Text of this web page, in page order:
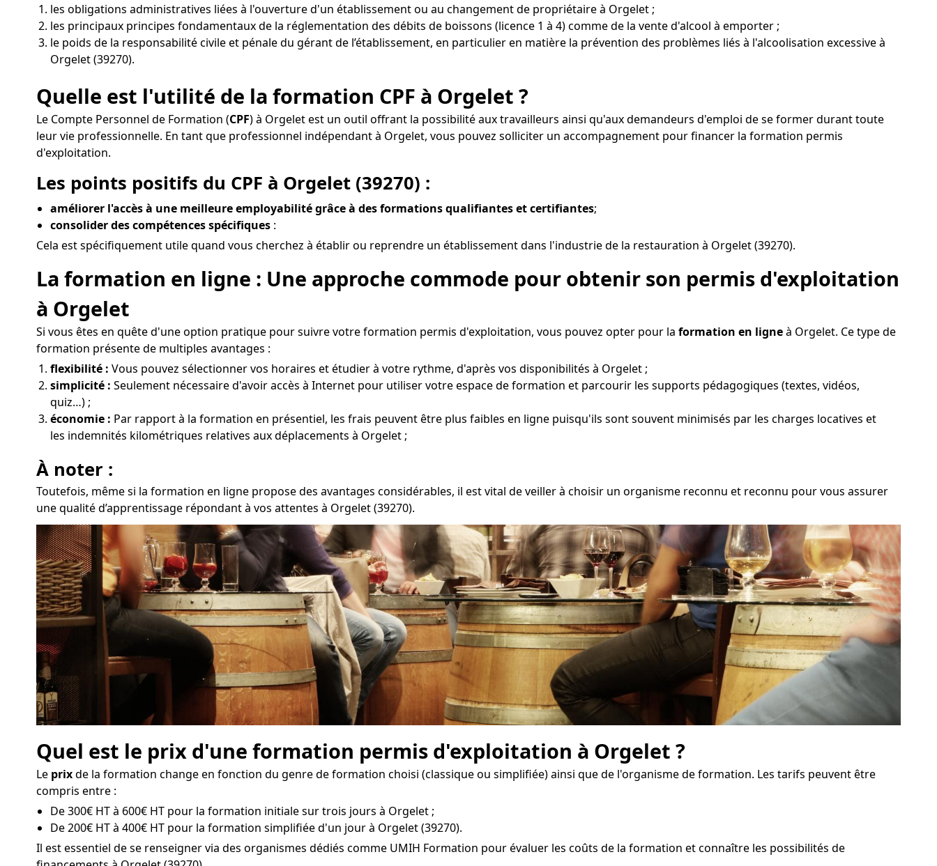
les obligations administratives liées à l'ouverture d'un établissement ou au changement de propriétaire à Orgelet ;
les principaux principes fondamentaux de la réglementation des débits de boissons (licence 1 à 4) comme de la vente d'alcool à emporter ;
le poids de la responsabilité civile et pénale du gérant de l’établissement, en particulier en matière la prévention des problèmes liés à l'alcoolisation excessive à
Orgelet (39270).
Quelle est l'utilité de la formation CPF à Orgelet ?
Le Compte Personnel de Formation (CPF) à Orgelet est un outil offrant la possibilité aux travailleurs ainsi qu'aux demandeurs d'emploi de se former durant toute
leur vie professionnelle. En tant que professionnel indépendant à Orgelet, vous pouvez solliciter un accompagnement pour financer la formation permis
d'exploitation.
Les points positifs du CPF à Orgelet (39270) :
améliorer l'accès à une meilleure employabilité grâce à des formations qualifiantes et certifiantes;
consolider des compétences spécifiques :
Cela est spécifiquement utile quand vous cherchez à établir ou reprendre un établissement dans l'industrie de la restauration à Orgelet (39270).
La formation en ligne : Une approche commode pour obtenir son permis d'exploitation
à Orgelet
Si vous êtes en quête d'une option pratique pour suivre votre formation permis d'exploitation, vous pouvez opter pour la formation en ligneà Orgelet. Ce type de
formation présente de multiples avantages :
flexibilité : Vous pouvez sélectionner vos horaires et étudier à votre rythme, d'après vos disponibilités à Orgelet ;
simplicité : Seulement nécessaire d'avoir accès à Internet pour utiliser votre espace de formation et parcourir les supports pédagogiques (textes, vidéos,
quiz…) ;
économie : Par rapport à la formation en présentiel, les frais peuvent être plus faibles en ligne puisqu'ils sont souvent minimisés par les charges locatives et
les indemnités kilométriques relatives aux déplacements à Orgelet ;
À noter :
Toutefois, même si la formation en ligne propose des avantages considérables, il est vital de veiller à choisir un organisme reconnu et reconnu pour vous assurer
une qualité d’apprentissage répondant à vos attentes à Orgelet (39270).
Quel est le prix d'une formation permis d'exploitation à Orgelet ?
Le prixde la formation change en fonction du genre de formation choisi (classique ou simplifiée) ainsi que de l'organisme de formation. Les tarifs peuvent être
compris entre :
De 300€ HT à 600€ HT pour la formation initiale sur trois jours à Orgelet ;
De 200€ HT à 400€ HT pour la formation simplifiée d'un jour à Orgelet (39270).
Il est essentiel de se renseigner via des organismes dédiés comme UMIH Formation pour évaluer les coûts de la formation et connaître les possibilités de